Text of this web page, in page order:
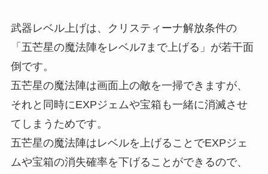
武器レベル上げは、クリスティーナ解放条件の
「五芒星の魔法陣をレベル7まで上げる」が若干面
倒です。
五芒星の魔法陣は画面上の敵を一掃できますが、
それと同時にEXPジェムや宝箱も一緒に消滅させ
てしまうためです。
五芒星の魔法陣はレベルを上げることでEXPジェ
ムや宝箱の消失確率を下げることができるので、